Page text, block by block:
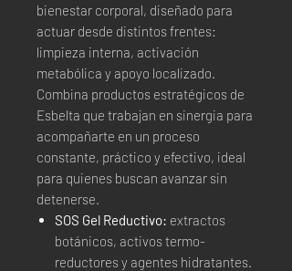
bienestar corporal, diseñado para
actuar desde distintos frentes:
limpieza interna, activación
metabólica y apoyo localizado.
Combina productos estratégicos de
Esbelta que trabajan en sinergia para
acompañarte en un proceso
constante, práctico y efectivo, ideal
para quienes buscan avanzar sin
detenerse.
SOS Gel Reductivo: extractos
botánicos, activos termo-
reductores y agentes hidratantes.